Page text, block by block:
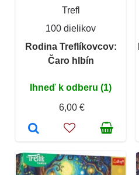
Trefl
100 dielikov
Rodina Treflíkovcov:
Čaro hlbín
Ihneď k odberu (1)
6,00 €